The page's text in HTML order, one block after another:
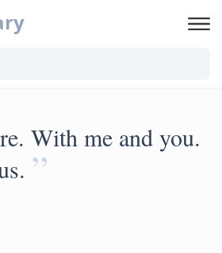
With me and you.
”